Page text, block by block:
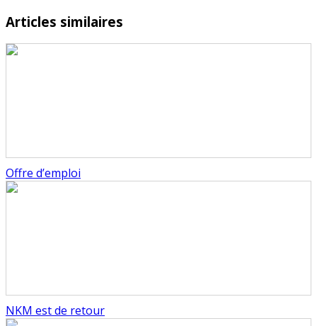
Articles similaires
Offre d’emploi
NKM est de retour